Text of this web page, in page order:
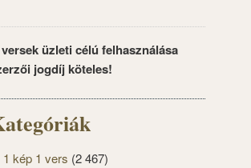
üzleti célú felhasználása
jogdíj köteles!
1 kép 1 vers (2 467)